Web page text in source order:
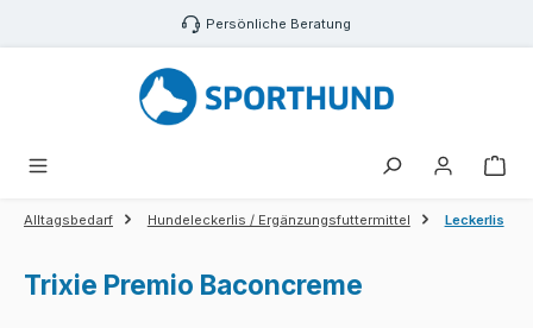
Zum Hauptinhalt springen Persönliche Beratung
Alltagsbedarf Hundeleckerlis / Ergänzungsfuttermittel Leckerlis
Trixie Premio Baconcreme